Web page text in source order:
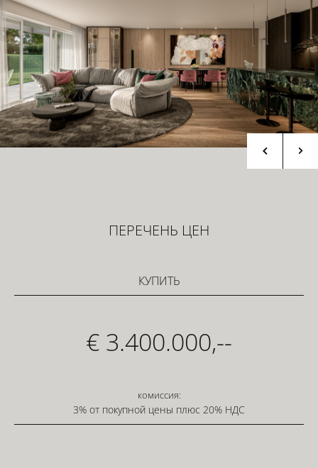
ПЕРЕЧЕНЬ ЦЕН
КУПИТЬ
комиссия:
3% от покупной цены плюс 20% НДС
€ 3.400.000,--